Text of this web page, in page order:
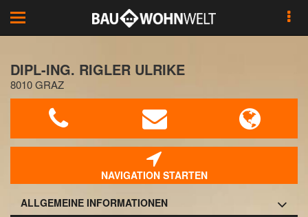
Toggle
navigation
DIPL-ING. RIGLER ULRIKE
8010 GRAZ
NAVIGATION STARTEN
ALLGEMEINE INFORMATIONEN